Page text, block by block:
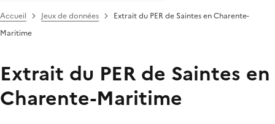
Accueil Jeux de données
Extrait du PER de Saintes en Charente-
Maritime
Extrait du PER de Saintes en
Charente-Maritime